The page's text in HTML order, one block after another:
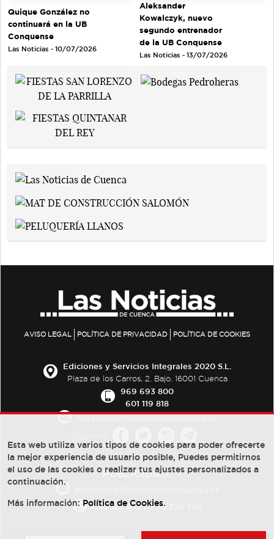
Quique González no
continuará en la UB
Conquense
Las Noticias - 10/07/2026
Aleksander
Kowalczyk, nuevo
segundo entrenador
de la UB Conquense
Las Noticias - 13/07/2026
AVISO LEGAL POLÍTICA DE PRIVACIDAD POLÍTICA DE COOKIES
Ediciones y Servicios Integrales 2020 S.L.
Plaza de los Carros, 2. Bajo. 16001 Cuenca
969 693 800
601 119 818
PUBLICIDAD:
684 126 573/670 726 392
Esta web utiliza varios tipos de cookies para poder ofrecerte
la mejor experiencia de usuario posible, Puedes permitirnos
el uso de las cookies o realizar tus ajustes personalizados a
continuación.
Más información: Política de Cookies.